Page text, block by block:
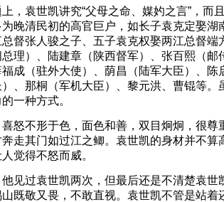
，袁世凯讲究“父母之命、媒妁之言”，而
晚清民初的高官巨户，如长子袁克定娶湖
督张人骏之子、五子袁克权娶两江总督端
理）、陆建章（陕西督军）、张百熙（邮
福成（驻外大使）、荫昌（陆军大臣）、陈
、那桐（军机大臣）、黎元洪、曹锟等。
一种方式。
怒不形于色，面色和善，双目炯炯，很尊
走其门如过江之鲫。袁世凯的身材并不算
觉得不怒而威。
见过袁世凯两次，但最后还是不清楚袁世
既敬又畏，不敢直视。袁世凯不管是站着